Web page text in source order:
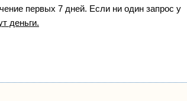
первых 7 дней. Если ни один запрос у
деньги.